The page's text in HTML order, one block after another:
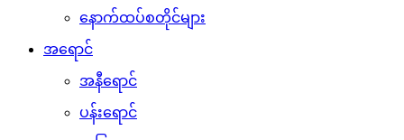
နောက်ထပ်စတိုင်များ
အရောင်
အနီရောင်
ပန်းရောင်